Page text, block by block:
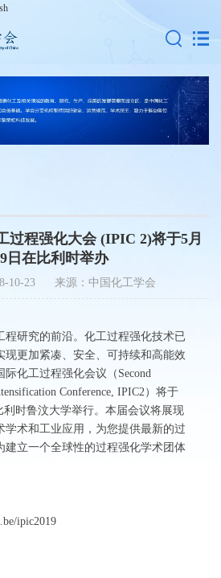
过程强化大会 (IPIC 2)将于5月
日在比利时举办
10-23 来源：中国化工学会
程研究的前沿。化工过程强化技术已
现更加紧凑、安全、可持续和高能效
化工过程强化会议（Second
Conference, IPIC2）将于
利时鲁汶大学举行。本届会议将展现
学术和工业应用，为您提供最新的过
建立一个全球性的过程强化学术团体
ipic2019